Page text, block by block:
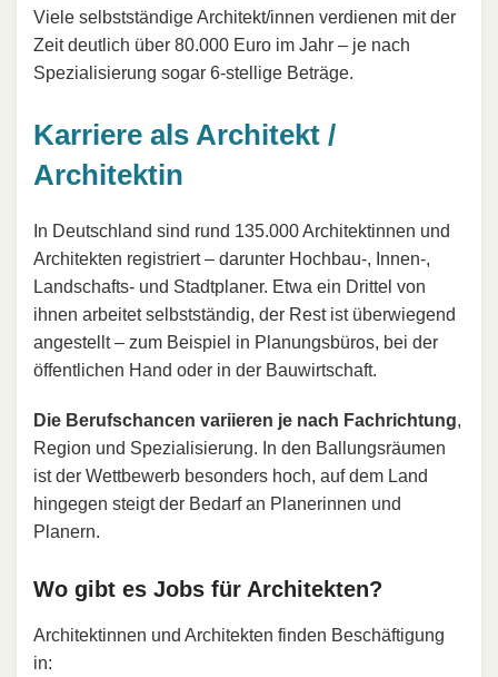
Viele selbstständige Architekt/innen verdienen mit der
Zeit deutlich über 80.000 Euro im Jahr – je nach
Spezialisierung sogar 6-stellige Beträge.
Karriere als Architekt /
Architektin
In Deutschland sind rund 135.000 Architektinnen und
Architekten registriert – darunter Hochbau-, Innen-,
Landschafts- und Stadtplaner. Etwa ein Drittel von
ihnen arbeitet selbstständig, der Rest ist überwiegend
angestellt – zum Beispiel in Planungsbüros, bei der
öffentlichen Hand oder in der Bauwirtschaft.
Die Berufschancen variieren je nach Fachrichtung,
Region und Spezialisierung. In den Ballungsräumen
ist der Wettbewerb besonders hoch, auf dem Land
hingegen steigt der Bedarf an Planerinnen und
Planern.
Wo gibt es Jobs für Architekten?
Architektinnen und Architekten finden Beschäftigung
in: